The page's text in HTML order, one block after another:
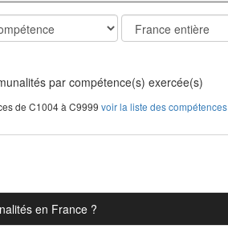
par compétence(s) exercée(s)
de C1004 à C9999 voir la liste des compétences
en France ?